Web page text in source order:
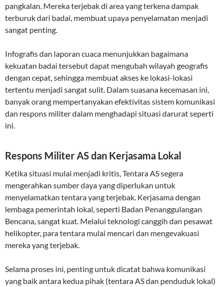
pangkalan. Mereka terjebak di area yang terkena dampak
terburuk dari badai, membuat upaya penyelamatan menjadi
sangat penting.
Infografis dan laporan cuaca menunjukkan bagaimana
kekuatan badai tersebut dapat mengubah wilayah geografis
dengan cepat, sehingga membuat akses ke lokasi-lokasi
tertentu menjadi sangat sulit. Dalam suasana kecemasan ini,
banyak orang mempertanyakan efektivitas sistem komunikasi
dan respons militer dalam menghadapi situasi darurat seperti
ini.
Respons Militer AS dan Kerjasama Lokal
Ketika situasi mulai menjadi kritis, Tentara AS segera
mengerahkan sumber daya yang diperlukan untuk
menyelamatkan tentara yang terjebak. Kerjasama dengan
lembaga pemerintah lokal, seperti Badan Penanggulangan
Bencana, sangat kuat. Melalui teknologi canggih dan pesawat
helikopter, para tentara mulai mencari dan mengevakuasi
mereka yang terjebak.
Selama proses ini, penting untuk dicatat bahwa komunikasi
yang baik antara kedua pihak (tentara AS dan penduduk lokal)